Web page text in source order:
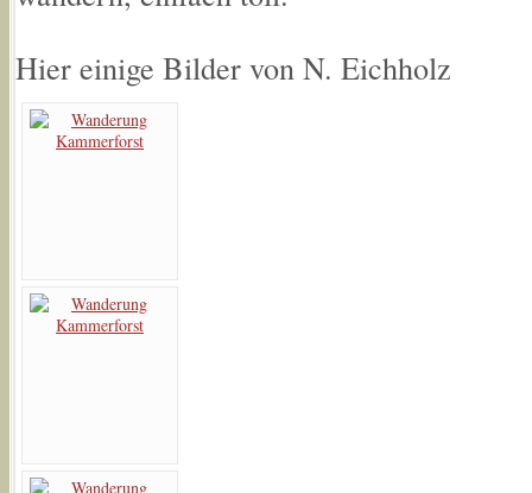
Hier einige Bilder von N. Eichholz